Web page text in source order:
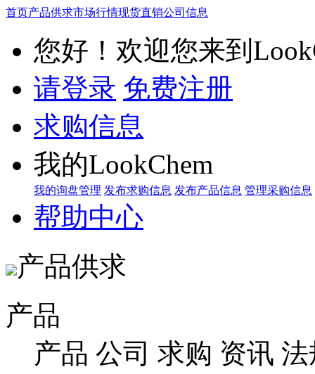
首页产品供求市场行情现货直销公司信息
您好！欢迎您来到
请登录 免费注册
求购信息
我的LookChem
我的询盘管理 发布求购信息 发布产品信息 管理采购信息
帮助中心
产品供求
产品
产品 公司 求购 资讯 法